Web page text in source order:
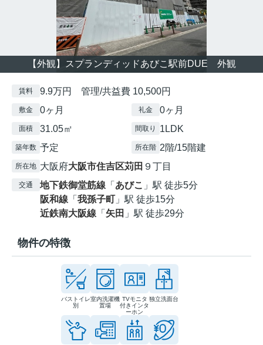
【外観】スプランディッドあびこ駅前DUE 外観
賃料 9.9万円 管理/共益費 10,500円
敷金 0ヶ月 礼金 0ヶ月
面積 31.05㎡ 間取り 1LDK
築年数 予定 所在階 2階/15階建
所在地 大阪府大阪市住吉区苅田 ９丁目
交通 地下鉄御堂筋線 「 あびこ 」駅 徒歩5分
阪和線 「 我孫子町 」駅 徒歩15分
近鉄南大阪線 「 矢田 」駅 徒歩29分
物件の特徴
バストイレ
別
室内洗濯機
置場
TVモニタ
付きインタ
ーホン
独立洗面台